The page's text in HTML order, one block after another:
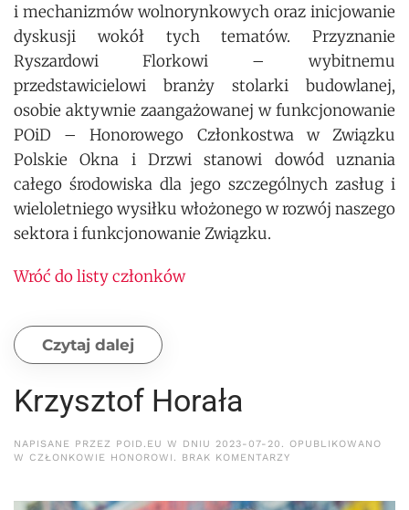
i mechanizmów wolnorynkowych oraz inicjowanie
dyskusji wokół tych tematów. Przyznanie
Ryszardowi Florkowi – wybitnemu
przedstawicielowi branży stolarki budowlanej,
osobie aktywnie zaangażowanej w funkcjonowanie
POiD – Honorowego Członkostwa w Związku
Polskie Okna i Drzwi stanowi dowód uznania
całego środowiska dla jego szczególnych zasług i
wieloletniego wysiłku włożonego w rozwój naszego
sektora i funkcjonowanie Związku.
Wróć do listy członków
Czytaj dalej
Krzysztof Horała
NAPISANE PRZEZ POID.EU W DNIU 2023-07-20 . OPUBLIKOWANO
W CZŁONKOWIE HONOROWI . BRAK KOMENTARZY